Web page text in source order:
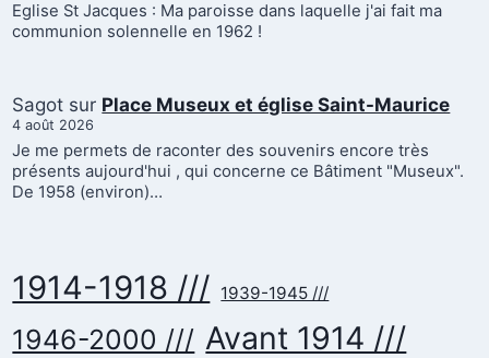
Eglise St Jacques : Ma paroisse dans laquelle j'ai fait ma
communion solennelle en 1962 !
Sagot sur Place Museux et église Saint-Maurice
4 août 2026
Je me permets de raconter des souvenirs encore très
présents aujourd'hui , qui concerne ce Bâtiment "Museux".
De 1958 (environ)…
1914-1918 /// 1939-1945 ///
1946-2000 /// Avant 1914 ///